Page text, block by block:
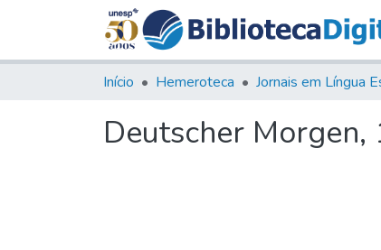
Início Hemeroteca
Deutscher Morgen,